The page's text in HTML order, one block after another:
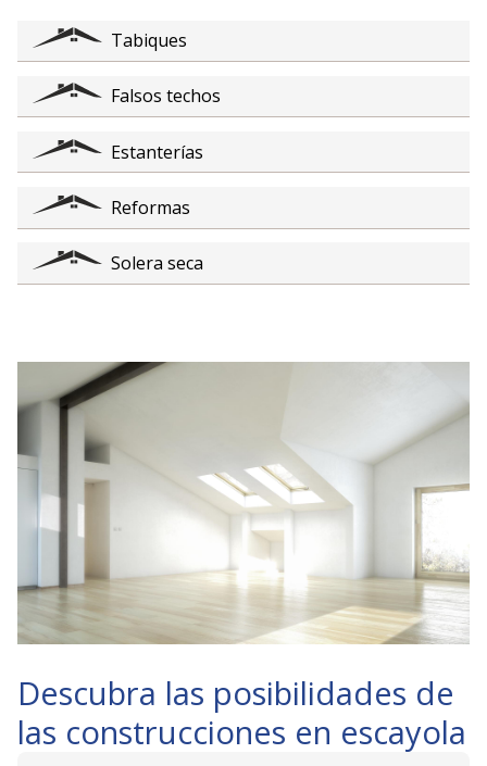
Tabiques
Falsos techos
Estanterías
Reformas
Solera seca
Descubra las posibilidades de
las construcciones en escayola